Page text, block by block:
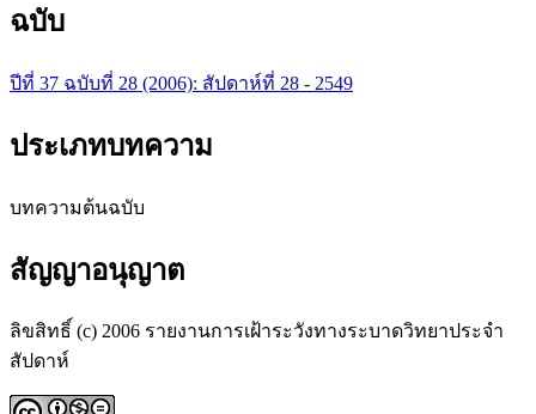
ฉบับ
ปีที่ 37 ฉบับที่ 28 (2006): สัปดาห์ที่ 28 - 2549
ประเภทบทความ
บทความต้นฉบับ
สัญญาอนุญาต
ลิขสิทธิ์ (c) 2006 รายงานการเฝ้าระวังทางระบาดวิทยาประจำ
สัปดาห์